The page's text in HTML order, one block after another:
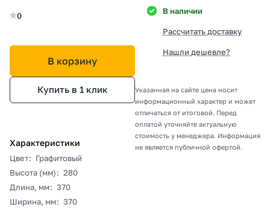
0
В корзину
Купить в 1 клик
Характеристики
Цвет: Графитовый
Высота (мм): 280
Длина, мм: 370
Ширина, мм: 370
В наличии
Рассчитать доставку
Нашли дешевле?
Указанная на сайте цена носит
информационный характер и может
отличаться от итоговой. Перед
оплатой уточняйте актуальную
стоимость у менеджера. Информация
не является публичной офертой.